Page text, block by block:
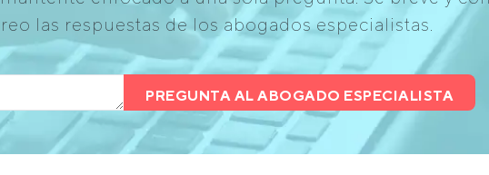
las respuestas de los abogados especialistas.
PREGUNTA AL ABOGADO ESPECIALISTA